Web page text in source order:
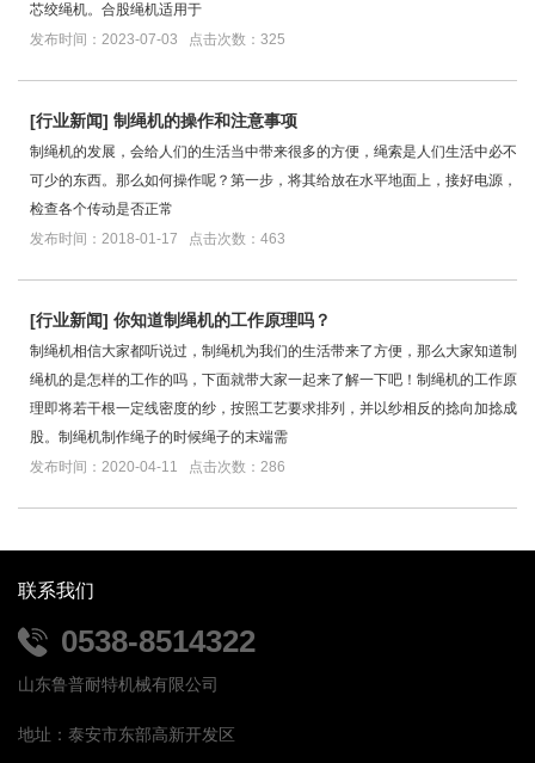
芯绞绳机。合股绳机适用于
发布时间：2023-07-03 点击次数：325
[行业新闻] 制绳机的操作和注意事项
制绳机的发展，会给人们的生活当中带来很多的方便，绳索是人们生活中必不
可少的东西。那么如何操作呢？第一步，将其给放在水平地面上，接好电源，
检查各个传动是否正常
发布时间：2018-01-17 点击次数：463
[行业新闻] 你知道制绳机的工作原理吗？
制绳机相信大家都听说过，制绳机为我们的生活带来了方便，那么大家知道制
绳机的是怎样的工作的吗，下面就带大家一起来了解一下吧！制绳机的工作原
理即将若干根一定线密度的纱，按照工艺要求排列，并以纱相反的捻向加捻成
股。制绳机制作绳子的时候绳子的末端需
发布时间：2020-04-11 点击次数：286
联系我们
0538-8514322
山东鲁普耐特机械有限公司
地址：泰安市东部高新开发区